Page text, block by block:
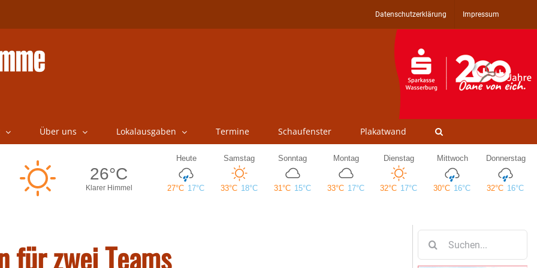
Datenschutzerklärung Impressum
Über uns Lokalausgaben Termine Schaufenster Plakatwand
für zwei Teams
nach: